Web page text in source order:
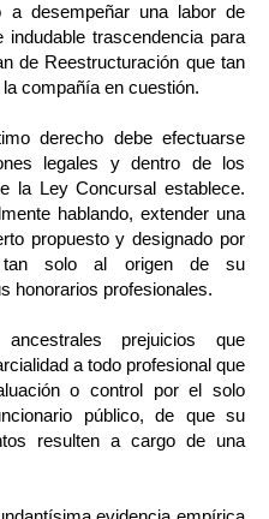
a desempeñar una labor de
trascendencia para
de Reestructuración que tan
compañía en cuestión.
derecho debe efectuarse
legales y dentro de los
la Ley Concursal establece.
hablando, extender una
propuesto y designado por
tan solo al origen de su
honorarios profesionales.
prejuicios que
a todo profesional que
o control por el solo
público, de que su
resulten a cargo de una